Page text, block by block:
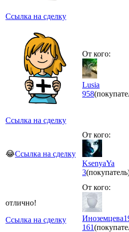
Ссылка на сделку
Ссылка на сделку
От кого:
Lusia
958
😂Ссылка на сделку
От кого:
KsenyaYa
3
отлично!
Ссылка на сделку
От кого:
161